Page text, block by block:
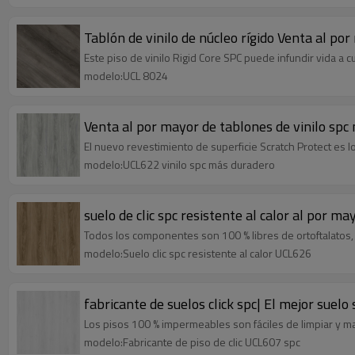
Tablón de vinilo de núcleo rígido Venta al
Este piso de vinilo Rigid Core SPC puede infundir vida
modelo:UCL 8024
Venta al por mayor de tablones de vinilo spc
El nuevo revestimiento de superficie Scratch Protect es
modelo:UCL622 vinilo spc más duradero
suelo de clic spc resistente al calor al por
Todos los componentes son 100 % libres de
modelo:Suelo clic spc resistente al calor UCL626
fabricante de suelos click spc| El mejor
Los pisos 100 % impermeables son fáciles de limpiar y
modelo:Fabricante de piso de clic UCL607 spc